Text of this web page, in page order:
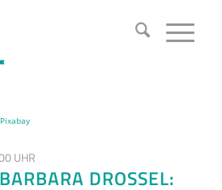
Pixabay
UHR
DROSSEL: